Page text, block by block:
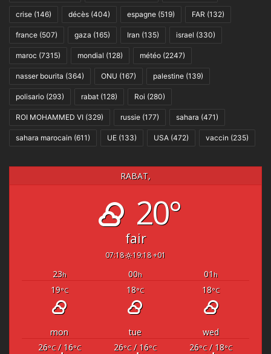
crise (146) décès (404) espagne (519) FAR (132)
france (507) gaza (165) Iran (135) israel (330)
maroc (7315) mondial (128) météo (2247)
nasser bourita (364) ONU (167) palestine (139)
polisario (293) rabat (128) Roi (280)
ROI MOHAMMED VI (329) russie (177) sahara (471)
sahara marocain (611) UE (133) USA (472) vaccin (235)
RABAT,
20°
fair
07:18 19:18 +01
23h 00h 01 h
19°C 18°C 18°C
mon tue
wed
26°C/ 16°C 26°C/ 16°C 26°C/ 18°C